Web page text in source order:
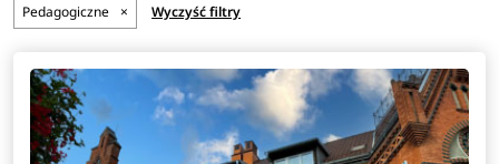
Pedagogiczne × Wyczyść filtry